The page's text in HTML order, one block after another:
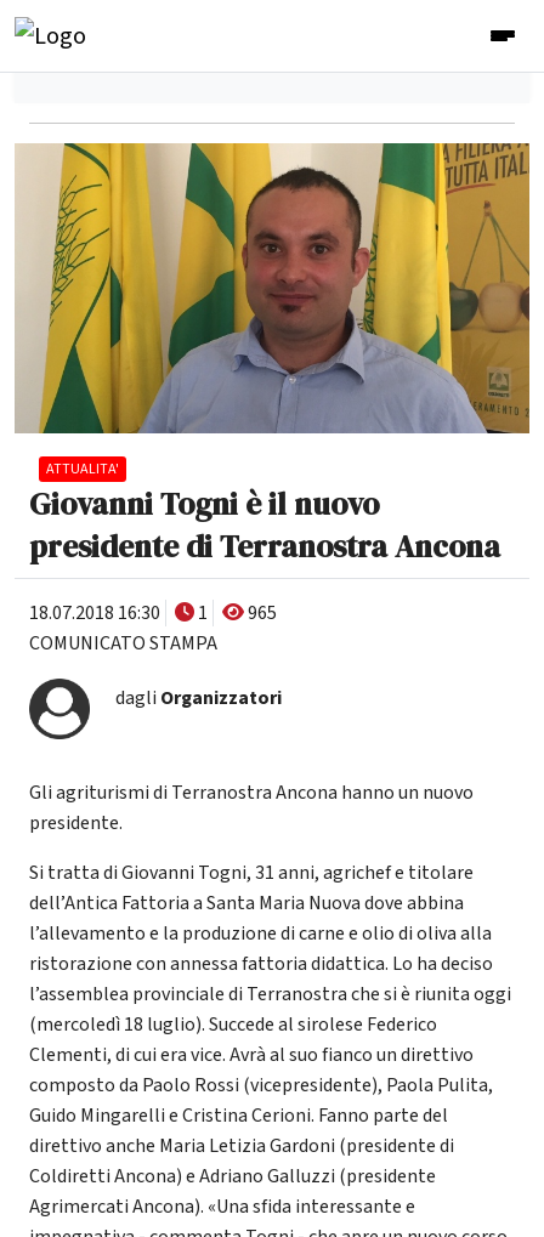
ATTUALITA'
Giovanni Togni è il nuovo
presidente di Terranostra Ancona
18.07.2018 16:30 1
965
COMUNICATO STAMPA
dagli Organizzatori
Gli agriturismi di Terranostra Ancona hanno un nuovo
presidente.
Si tratta di Giovanni Togni, 31 anni, agrichef e titolare
dell’Antica Fattoria a Santa Maria Nuova dove abbina
l’allevamento e la produzione di carne e olio di oliva alla
ristorazione con annessa fattoria didattica. Lo ha deciso
l’assemblea provinciale di Terranostra che si è riunita oggi
(mercoledì 18 luglio). Succede al sirolese Federico
Clementi, di cui era vice. Avrà al suo fianco un direttivo
composto da Paolo Rossi (vicepresidente), Paola Pulita,
Guido Mingarelli e Cristina Cerioni. Fanno parte del
direttivo anche Maria Letizia Gardoni (presidente di
Coldiretti Ancona) e Adriano Galluzzi (presidente
Agrimercati Ancona). «Una sfida interessante e